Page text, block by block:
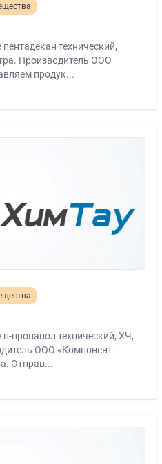
технический,
Производитель ООО
продук...
пропанол технический, ХЧ,
ООО «Компонент-
Отправ...